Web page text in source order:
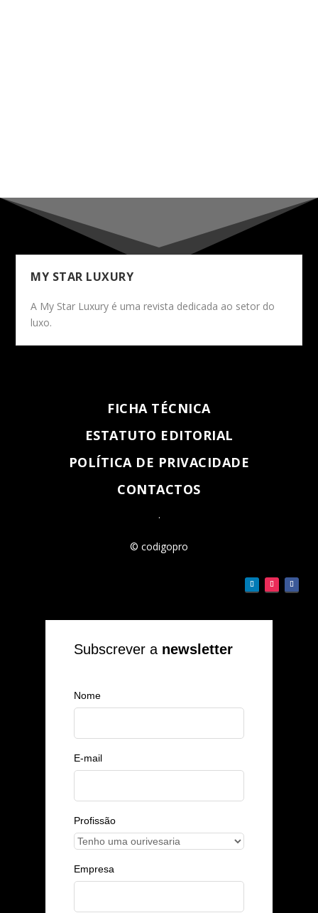
MY STAR LUXURY
A My Star Luxury é uma revista dedicada ao setor do
luxo.
FICHA TÉCNICA
ESTATUTO EDITORIAL
POLÍTICA DE PRIVACIDADE
CONTACTOS
.
© codigopro
Subscrever a newsletter
Nome
E-mail
Profissão
Empresa